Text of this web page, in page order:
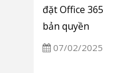
đặt Office 365
bản quyền
07/02/2025